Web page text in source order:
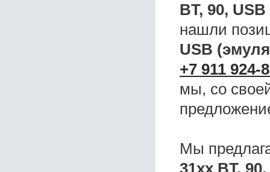
BT, 90,
нашли
USB
+7 911 924-
мы, со
Мы